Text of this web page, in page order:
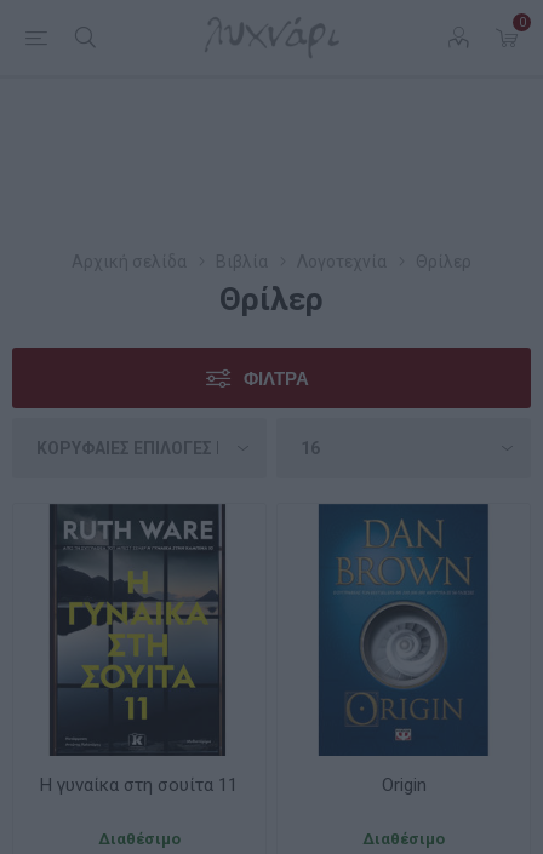
0
Θρίλερ
ΦΊΛΤΡΑ
H γυναίκα στη σουίτα 11
Διαθέσιμο
Origin
Διαθέσιμο